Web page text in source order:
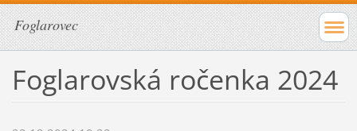
Foglarovec
Foglarovská ročenka 2024